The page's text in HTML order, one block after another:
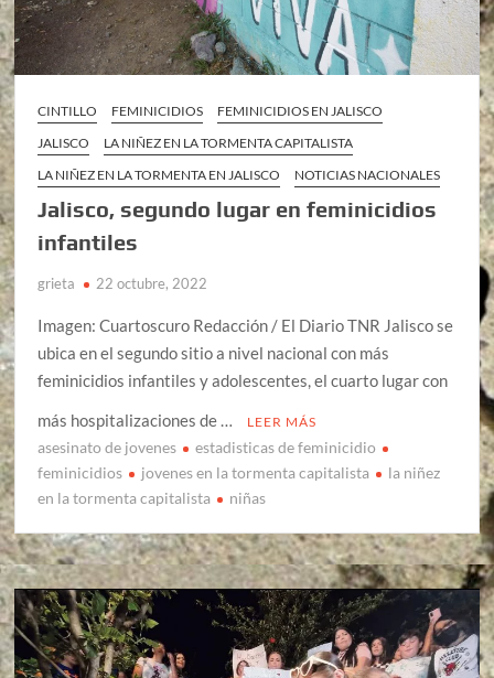
CINTILLO FEMINICIDIOS
FEMINICIDIOS EN JALISCO
JALISCO
LA NIÑEZ EN LA TORMENTA CAPITALISTA
LA NIÑEZ EN LA TORMENTA EN JALISCO
NOTICIAS NACIONALES
Jalisco, segundo lugar en feminicidios
infantiles
grieta 22 octubre, 2022
Imagen: Cuartoscuro Redacción / El Diario TNR Jalisco se
ubica en el segundo sitio a nivel nacional con más
feminicidios infantiles y adolescentes, el cuarto lugar con
más hospitalizaciones de …
LEER MÁS
asesinato de jovenes
estadisticas de feminicidio
feminicidios
jovenes en la tormenta capitalista
la niñez
en la tormenta capitalista
niñas